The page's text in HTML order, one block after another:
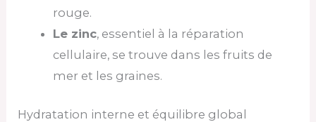
rouge.
Le zinc, essentiel à la réparation
cellulaire, se trouve dans les fruits de
mer et les graines.
Hydratation interne et équilibre global